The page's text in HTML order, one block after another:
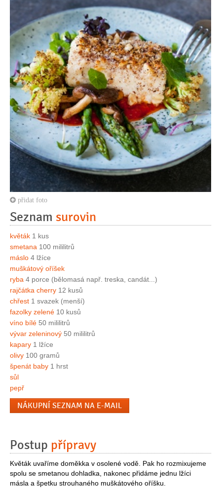
přidat foto
Seznam surovin
květák 1 kus
smetana 100 mililitrů
máslo 4 lžíce
muškátový oříšek
ryba 4 porce (bělomasá např. treska, candát...)
rajčátka cherry 12 kusů
chřest 1 svazek (menší)
fazolky zelené 10 kusů
víno bílé 50 mililitrů
vývar zeleninový 50 mililitrů
kapary 1 lžíce
olivy 100 gramů
špenát baby 1 hrst
sůl
pepř
NÁKUPNÍ SEZNAM NA E-MAIL
Postup přípravy
Květák uvaříme doměkka v osolené vodě. Pak ho rozmixujeme
spolu se smetanou dohladka, nakonec přidáme jednu lžíci
másla a špetku strouhaného muškátového oříšku.